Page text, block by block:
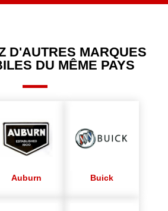
D'AUTRES MARQUES
DU MÊME PAYS
Auburn Buick